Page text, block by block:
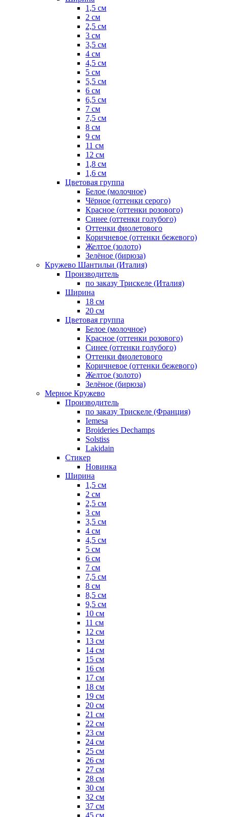
1,5 см
2 см
2,5 см
3 см
3,5 см
4 см
4,5 см
5 см
5,5 см
6 см
6,5 см
7 см
7,5 см
8 см
9 см
11 см
12 см
1,8 см
1,6 см
Цветовая группа
Белое (молочное)
Чёрное (оттенки серого)
Красное (оттенки розового)
Синее (оттенки голубого)
Оттенки фиолетового
Коричневое (оттенки бежевого)
Желтое (золото)
Зелёное (бирюза)
Кружево Шантильи (Италия)
Производитель
по заказу Трискеле (Италия)
Ширина
18 см
20 см
Цветовая группа
Белое (молочное)
Красное (оттенки розового)
Синее (оттенки голубого)
Оттенки фиолетового
Коричневое (оттенки бежевого)
Желтое (золото)
Зелёное (бирюза)
Мерное Кружево
Производитель
по заказу Трискеле (Франция)
Iemesa
Broideries Dechamps
Solstiss
Lakidain
Стикер
Новинка
Ширина
1,5 см
2 см
2,5 см
3 см
3,5 см
4 см
4,5 см
5 см
6 см
7 см
7,5 см
8 см
8,5 см
9,5 см
10 см
11 см
12 см
13 см
14 см
15 см
16 см
17 см
18 см
19 см
20 см
21 см
22 см
23 см
24 см
25 см
26 см
27 см
28 см
30 см
32 см
37 см
45 см